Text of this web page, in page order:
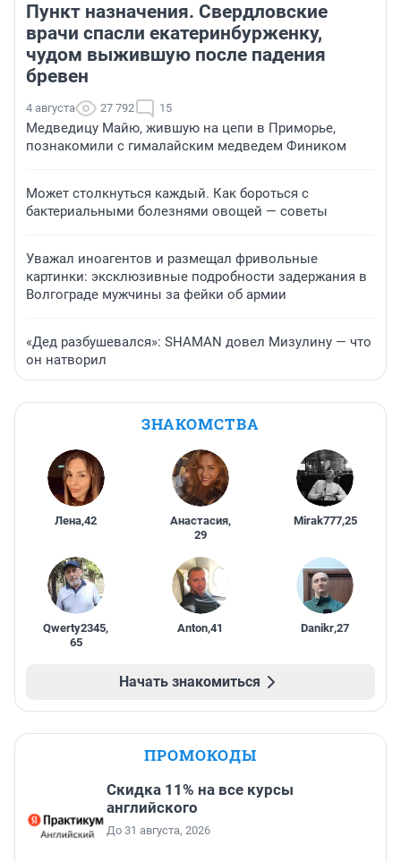
Пункт назначения. Свердловские
врачи спасли екатеринбурженку,
чудом выжившую после падения
бревен
4 августа 27 792 15
Медведицу Майю, жившую на цепи в Приморье,
познакомили с гималайским медведем Фиником
Может столкнуться каждый. Как бороться с
бактериальными болезнями овощей — советы
Уважал иноагентов и размещал фривольные
картинки: эксклюзивные подробности задержания в
Волгограде мужчины за фейки об армии
«Дед разбушевался»: SHAMAN довел Мизулину — что
он натворил
ЗНАКОМСТВА
Лена,42 Анастасия,
29
Mirak777,25
Qwerty2345,
65
Anton,41 Danikr,27
Начать знакомиться
ПРОМОКОДЫ
Скидка 11% на все курсы
английского
До 31 августа, 2026